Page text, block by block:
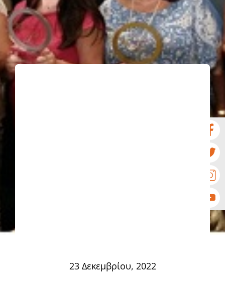
23 Δεκεμβρίου, 2022